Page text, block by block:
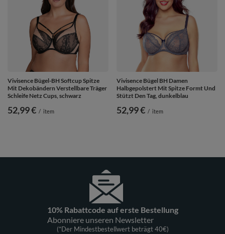
Vivisence Bügel-BH Softcup Spitze
Mit Dekobändern Verstellbare Träger
Schleife Netz Cups, schwarz
52,99 € / item
Vivisence Bügel BH Damen
Halbgepolstert Mit Spitze Formt Und
Stützt Den Tag, dunkelblau
52,99 € / item
10% Rabattcode auf erste Bestellung
Abonniere unseren Newsletter
(*Der Mindestbestellwert beträgt 40€)